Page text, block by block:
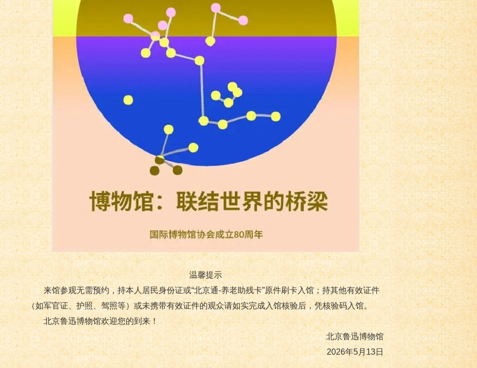
温馨提示
来馆参观无需预约，持本人居民身份证或“北京通-养老助残卡”原件刷卡入馆；持其他有效证件
（如军官证、护照、驾照等）或未携带有效证件的观众请如实完成入馆核验后，凭核验码入馆。
北京鲁迅博物馆欢迎您的到来！
北京鲁迅博物馆
2026年5月13日